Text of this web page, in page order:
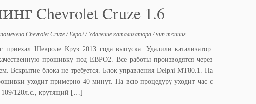
Chevrolet Cruze 1.6
помеченоChevrolet Cruze/Евро2/ Удаление катализатора/чип тюнинг
Шевроле Круз 2013 года выпуска. Удалили катализатор.
прошивку под ЕВРО2. Все работы производятся через
Вскрытие блока не требуется. Блок управления Delphi MT80.1. На
уходит примерно 40 минут. На всю процедуру уходит час с
120л.с., крутящий […]